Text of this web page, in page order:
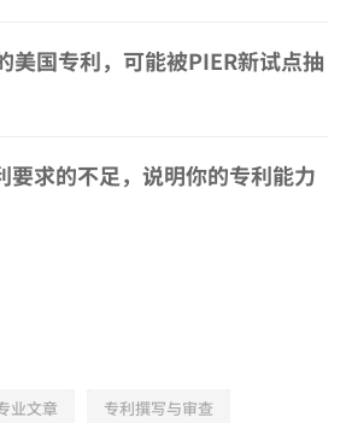
美国专利，可能被PIER新试点抽
要求的不足，说明你的专利能力
业文章 专利撰写与审查